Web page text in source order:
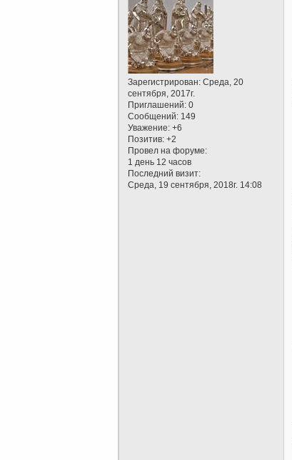
Зарегистрирован: Среда, 20
сентября, 2017г.
Приглашений: 0
Сообщений: 149
Уважение: +6
Позитив: +2
Провел на форуме:
1 день 12 часов
Последний визит:
Среда, 19 сентября, 2018г. 14:08